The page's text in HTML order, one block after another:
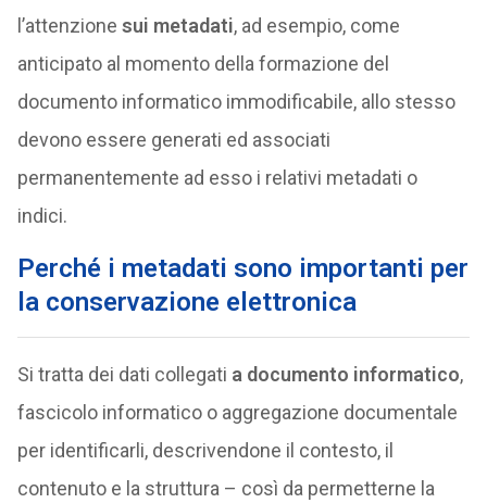
l’attenzione sui metadati, ad esempio, come
anticipato al momento della formazione del
documento informatico immodificabile, allo stesso
devono essere generati ed associati
permanentemente ad esso i relativi metadati o
indici.
Perché i metadati sono importanti per
la conservazione elettronica
Si tratta dei dati collegati a documento informatico,
fascicolo informatico o aggregazione documentale
per identificarli, descrivendone il contesto, il
contenuto e la struttura – così da permetterne la